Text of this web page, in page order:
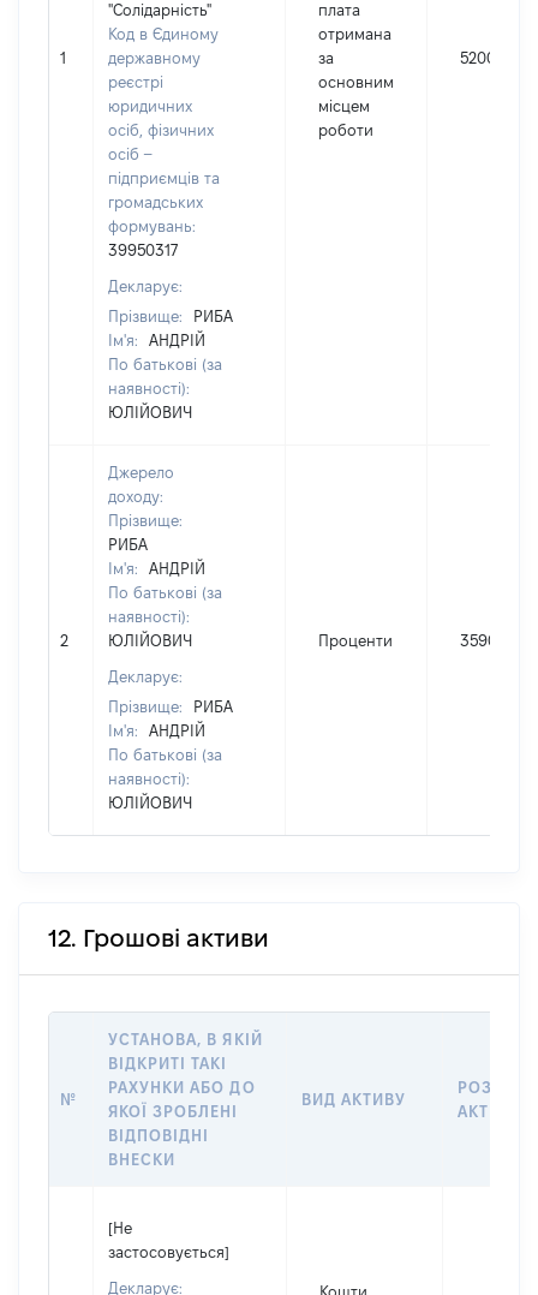
1
"Солідарність"
Код в Єдиному
державному
реєстрі
юридичних
осіб, фізичних
осіб –
підприємців та
громадських
формувань:
39950317
Декларує:
Прізвище:
РИБА
Ім'я:
АНДРІЙ
По батькові (за
наявності):
ЮЛІЙОВИЧ
плата
отримана
за
основним
місцем
роботи
52000
2
Джерело
доходу:
Прізвище:
РИБА
Ім'я:
АНДРІЙ
По батькові (за
наявності):
ЮЛІЙОВИЧ
Декларує:
Прізвище:
РИБА
Ім'я:
АНДРІЙ
По батькові (за
наявності):
ЮЛІЙОВИЧ
Проценти 35900
12. Грошові активи
№
УСТАНОВА, В ЯКІЙ
ВІДКРИТІ ТАКІ
РАХУНКИ АБО ДО
ЯКОЇ ЗРОБЛЕНІ
ВІДПОВІДНІ
ВНЕСКИ
ВИД АКТИВУ
РОЗМІР
АКТИВУ
[Не
застосовується]
Декларує: Кошти,